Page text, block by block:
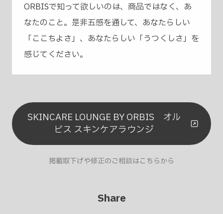
ORBISで知って欲しいのは、商品ではなく、あ
なたのこと。是非五感を通して、あなたらしい
「ここちよさ」、あなたらしい「うつくしさ」を
感じてください。
SKINCARE LOUNGE BY ORBIS オル
ビス スキンケアラウンジ
掲載取下げや修正のご相談はこちらから
Share